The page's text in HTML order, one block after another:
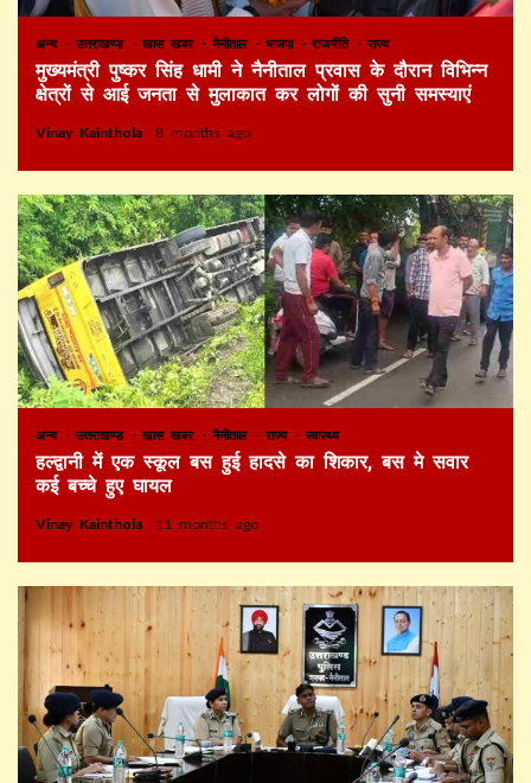
अन्य उत्तराखण्ड खास खबर नैनीताल भाजपा राजनीति राज्य
मुख्यमंत्री पुष्कर सिंह धामी ने नैनीताल प्रवास के दौरान विभिन्न
क्षेत्रों से आई जनता से मुलाकात कर लोगों की सुनी समस्याएं
Vinay Kainthola 8 months ago
अन्य उत्तराखण्ड खास खबर नैनीताल राज्य स्वास्थ्य
हल्द्वानी में एक स्कूल बस हुई हादसे का शिकार, बस मे सवार
कई बच्चे हुए घायल
Vinay Kainthola 11 months ago